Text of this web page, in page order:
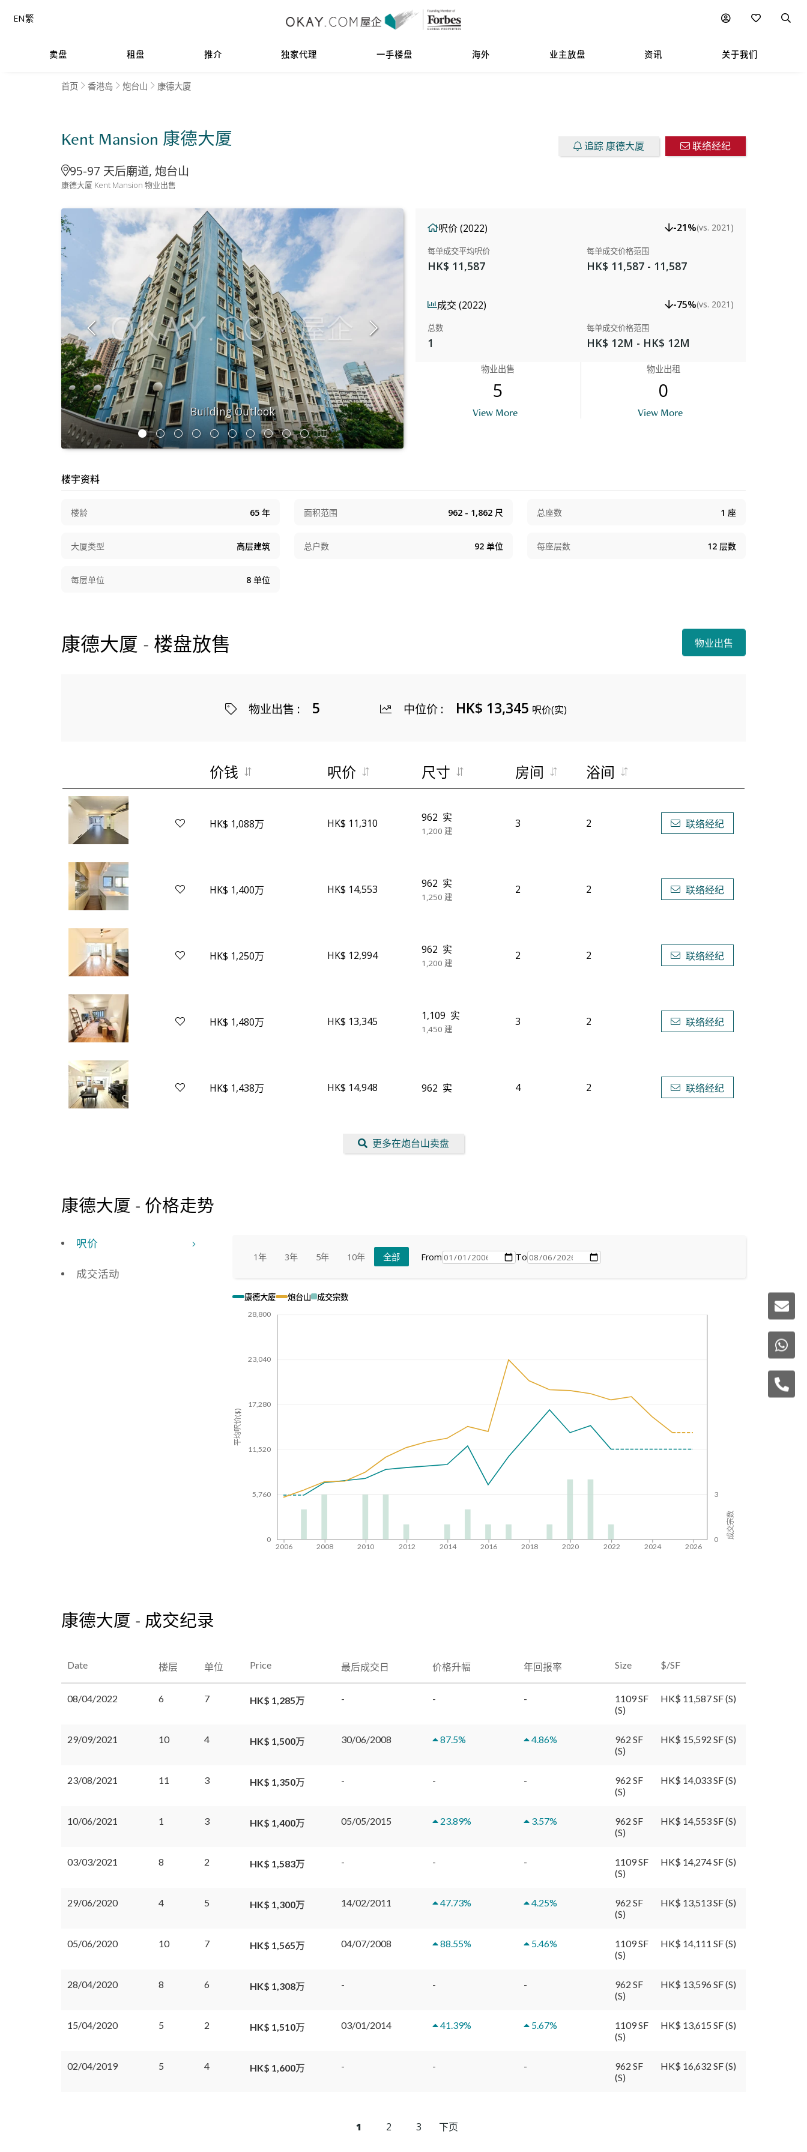
卖盘 租盘 推介 独家代理 一手楼盘 海外 业主放盘 资讯 关于我们
EN繁 附近热门项目
首页 香港岛 炮台山 康德大廈
Kent Mansion 康德大厦
95-97 天后廟道, 炮台山
追踪 康德大厦 联络经纪
康德大厦 Kent Mansion 物业出售
Building Outlook
呎价 (2022) -21%(vs. 2021)
每单成交平均呎价
HK$ 11,587
每单成交价格范围
HK$ 11,587 - 11,587
成交 (2022) -75%(vs. 2021)
总数
1
每单成交价格范围
HK$ 12M - HK$ 12M
物业出售
5
View More
物业出租
0
View More
楼宇资料
楼龄 65 年 面积范围 962 - 1,862 尺 总座数 1 座
大厦类型 高层建筑 总户数 92 单位 每座层数 12 层数
每层单位 8 单位
康德大厦 - 楼盘放售 物业出售
物业出售 : 5 中位价 : HK$ 13,345 呎价(实)
价钱 呎价 尺寸 房间 浴间
HK$ 1,088万 HK$ 11,310 962 实
1,200 建
3 2 联络经纪
HK$ 1,400万 HK$ 14,553 962 实
1,250 建
2 2 联络经纪
HK$ 1,250万 HK$ 12,994 962 实
1,200 建
2 2 联络经纪
HK$ 1,480万 HK$ 13,345 1,109 实
1,450 建
3 2 联络经纪
HK$ 1,438万 HK$ 14,948 962 实 4 2 联络经纪
更多在炮台山卖盘
康德大厦 - 价格走势
呎价
成交活动
1年 3年 5年 10年 全部 From To
康德大廈 炮台山 成交宗数
3
0
2006 2008 2010 2012 2014 2016 2018 2020 2022 2024 2026
成交宗数
28,800
23,040
17,280
11,520
5,760
0
平均呎价($)
康德大厦 - 成交纪录
Date 楼层 单位 Price 最后成交日 价格升幅 年回报率 Size $/SF
08/04/2022 6 7 HK$ 1,285万 - - -
1109 SF
(S)
HK$ 11,587 SF (S)
29/09/2021 10 4 HK$ 1,500万 30/06/2008 87.5% 4.86%
962 SF
(S)
HK$ 15,592 SF (S)
23/08/2021 11 3 HK$ 1,350万 - - -
962 SF
(S)
HK$ 14,033 SF (S)
10/06/2021 1 3 HK$ 1,400万 05/05/2015 23.89% 3.57%
962 SF
(S)
HK$ 14,553 SF (S)
03/03/2021 8 2 HK$ 1,583万 - - -
1109 SF
(S)
HK$ 14,274 SF (S)
29/06/2020 4 5 HK$ 1,300万 14/02/2011 47.73% 4.25%
962 SF
(S)
HK$ 13,513 SF (S)
05/06/2020 10 7 HK$ 1,565万 04/07/2008 88.55% 5.46%
1109 SF
(S)
HK$ 14,111 SF (S)
28/04/2020 8 6 HK$ 1,308万 - - -
962 SF
(S)
HK$ 13,596 SF (S)
15/04/2020 5 2 HK$ 1,510万 03/01/2014 41.39% 5.67%
1109 SF
(S)
HK$ 13,615 SF (S)
02/04/2019 5 4 HK$ 1,600万 - - -
962 SF
(S)
HK$ 16,632 SF (S)
1 2 3 下页